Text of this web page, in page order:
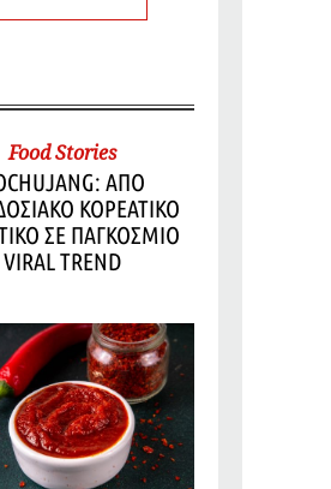
Food Stories
ΑΠΟ
ΚΟΡΕΑΤΙΚΟ
ΣΕ ΠΑΓΚΟΣΜΙΟ
VIRAL TREND